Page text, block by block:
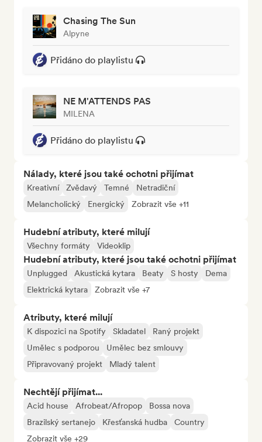
Chasing The Sun
Alpyne
Přidáno do playlistu
NE M'ATTENDS PAS
MILENA
Přidáno do playlistu
Nálady, které jsou také ochotni přijímat
Kreativní Zvědavý Temné
Netradiční
Melancholický
Energický Zobrazit vše +11
Hudební atributy, které milují
Všechny formáty Videoklip
Hudební atributy, které jsou také ochotni přijímat
Unplugged Akustická kytara Beaty S hosty
Dema
Elektrická kytara
Zobrazit vše +7
Atributy, které milují
K dispozici na Spotify Skladatel
Raný projekt
Umělec s podporou
Umělec bez smlouvy
Připravovaný projekt
Mladý talent
Nechtějí přijímat...
Acid house Afrobeat/Afropop
Bossa nova
Brazilský sertanejo
Křesťanská hudba
Country
Zobrazit vše +29